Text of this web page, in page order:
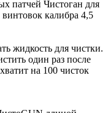
патчей Чистоган для
калибра 4,5
жидкость для чистки.
один раз после
на 100 чисток